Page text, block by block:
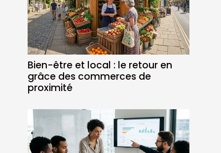
Bien-être et local : le retour en
grâce des commerces de
proximité